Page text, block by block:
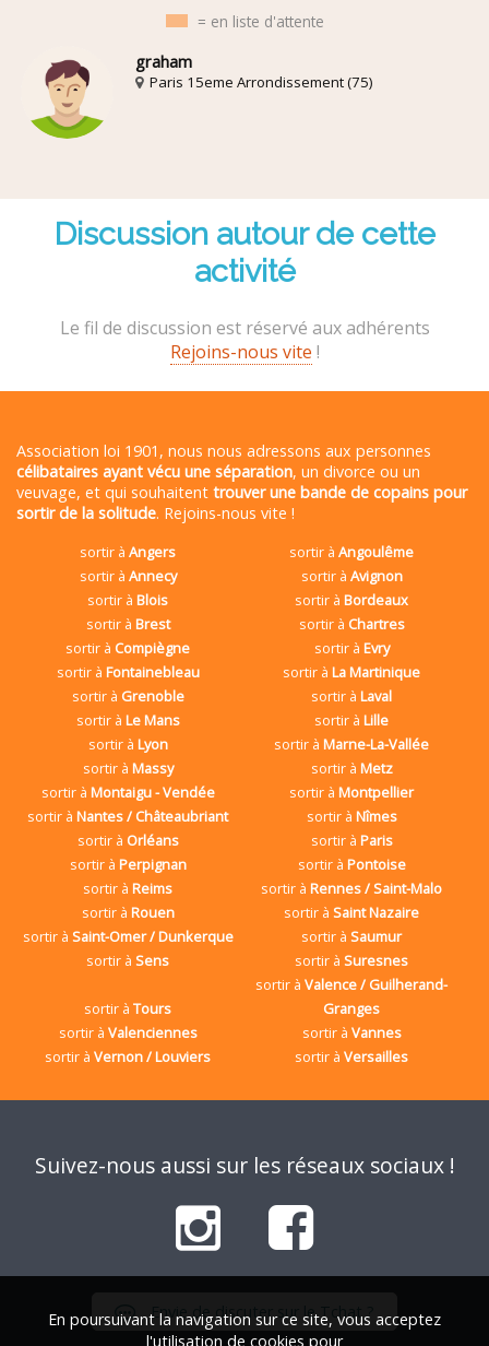
= en liste d'attente
graham
Paris 15eme Arrondissement (75)
Discussion autour de cette
activité
Le fil de discussion est réservé aux adhérents
Rejoins-nous vite !
Association loi 1901, nous nous adressons aux personnes
célibataires ayant vécu une séparation, un divorce ou un
veuvage, et qui souhaitent trouver une bande de copains pour
sortir de la solitude. Rejoins-nous vite !
sortir àAngers sortir àAngoulême
sortir à Annecy sortir à Avignon
sortir àBlois sortir àBordeaux
sortir à Brest sortir à Chartres
sortir à Compiègne sortir à Evry
sortir à Fontainebleau sortir àLa Martinique
sortir à Grenoble sortir àLaval
sortir à Le Mans sortir àLille
sortir à Lyon sortir àMarne-La-Vallée
sortir à Massy sortir à Metz
sortir à Montaigu - Vendée sortir àMontpellier
sortir àNantes / Châteaubriant sortir à Nîmes
sortir à Orléans sortir à Paris
sortir à Perpignan sortir à Pontoise
sortir àReims sortir àRennes / Saint-Malo
sortir à Rouen sortir àSaint Nazaire
sortir à Saint-Omer / Dunkerque sortir àSaumur
sortir àSens sortir àSuresnes
sortir àTours
sortir àValence / Guilherand-
Granges
sortir à Valenciennes sortir à Vannes
sortir àVernon / Louviers sortir àVersailles
Suivez-nous aussi sur les réseaux sociaux !
Envie de discuter sur le Tchat ?
En poursuivant la navigation sur ce site, vous acceptez
l'utilisation de cookies pour